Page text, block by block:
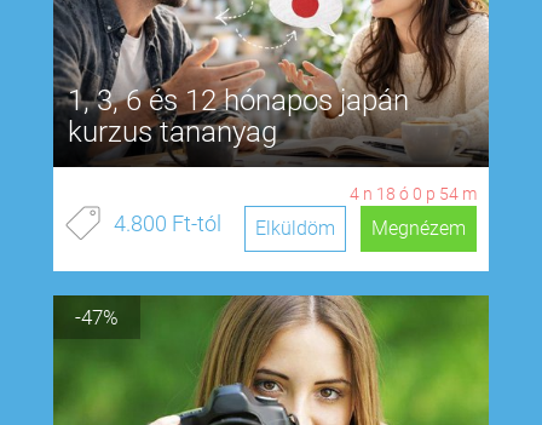
1, 3, 6 és 12 hónapos japán
kurzus tananyag
4 n 18 ó0 p 53 m
4.800 Ft-tól Megnézem
Elküldöm
-47%